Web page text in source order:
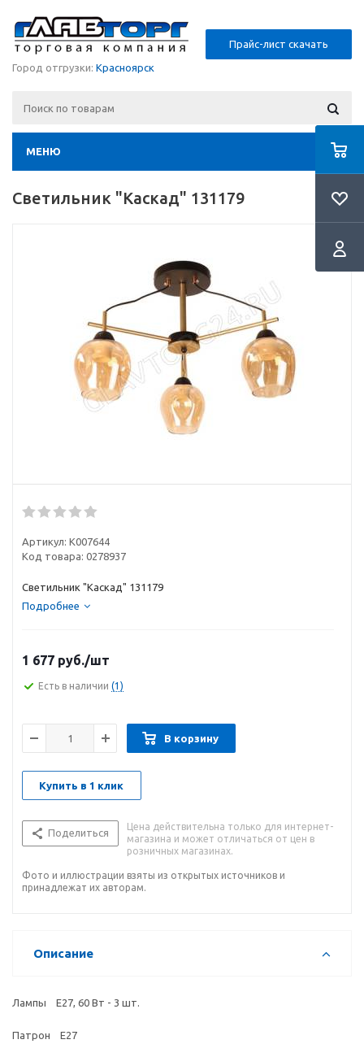
Прайс-лист скачать
Город отгрузки: Красноярск
МЕНЮ
Светильник "Каскад" 131179
Артикул: К007644
Код товара: 0278937
Светильник "Каскад" 131179
Подробнее
1 677 руб./шт
Есть в наличии (1)
В корзину
Купить в 1 клик
Поделиться
Цена действительна только для интернет-
магазина и может отличаться от цен в
розничных магазинах.
Фото и иллюстрации взяты из открытых источников и
принадлежат их авторам.
Описание
Лампы Е27, 60 Вт - 3 шт.
Патрон Е27